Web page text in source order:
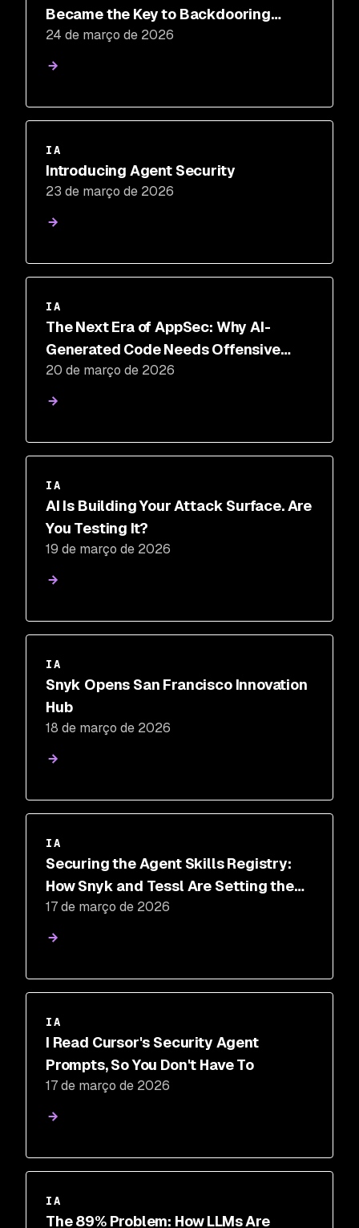
Became the Key to Backdooring
LiteLLM
24 de março de 2026
IA
Introducing Agent Security
23 de março de 2026
IA
The Next Era of AppSec: Why AI-
Generated Code Needs Offensive
Dynamic Testing
20 de março de 2026
IA
AI Is Building Your Attack Surface. Are
You Testing It?
19 de março de 2026
IA
Snyk Opens San Francisco Innovation
Hub
18 de março de 2026
IA
Securing the Agent Skills Registry:
How Snyk and Tessl Are Setting the
Standard
17 de março de 2026
IA
I Read Cursor's Security Agent
Prompts, So You Don't Have To
17 de março de 2026
IA
The 89% Problem: How LLMs Are